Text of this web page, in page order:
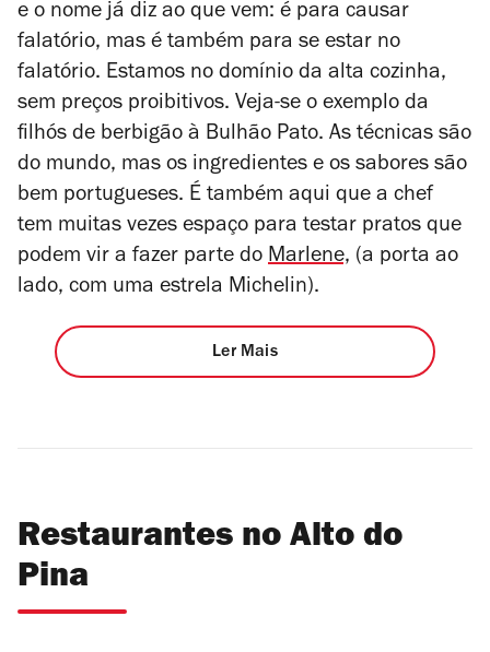
e o nome já diz ao que vem: é para causar
falatório, mas é também para se estar no
falatório. Estamos no domínio da alta cozinha,
sem preços proibitivos. Veja-se o exemplo da
filhós de berbigão à Bulhão Pato. As técnicas são
do mundo, mas os ingredientes e os sabores são
bem portugueses. É também aqui que a chef
tem muitas vezes espaço para testar pratos que
podem vir a fazer parte do Marlene, (a porta ao
lado, com uma estrela Michelin).
Ler Mais
Restaurantes no Alto do
Pina